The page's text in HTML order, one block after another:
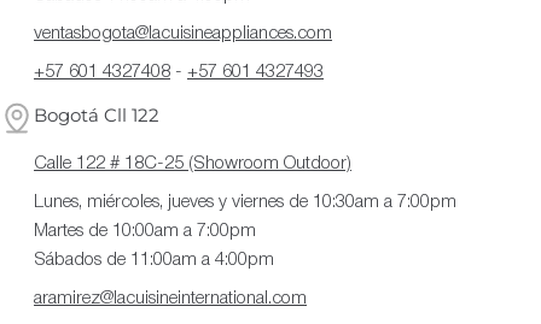
ventasbogota@lacuisineappliances.com
+57 601 4327408 - +57 601 4327493
Bogotá Cll 122
Calle 122 # 18C-25 (Showroom Outdoor)
Lunes, miércoles, jueves y viernes de 10:30am a 7:00pm
Martes de 10:00am a 7:00pm
Sábados de 11:00am a 4:00pm
aramirez@lacuisineinternational.com